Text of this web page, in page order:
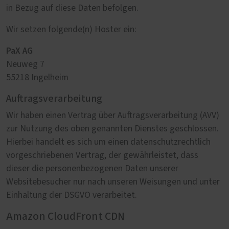
in Bezug auf diese Daten befolgen.
Wir setzen folgende(n) Hoster ein:
PaX AG
Neuweg 7
55218 Ingelheim
Auftragsverarbeitung
Wir haben einen Vertrag über Auftragsverarbeitung (AVV)
zur Nutzung des oben genannten Dienstes geschlossen.
Hierbei handelt es sich um einen datenschutzrechtlich
vorgeschriebenen Vertrag, der gewährleistet, dass
dieser die personenbezogenen Daten unserer
Websitebesucher nur nach unseren Weisungen und unter
Einhaltung der DSGVO verarbeitet.
Amazon CloudFront CDN